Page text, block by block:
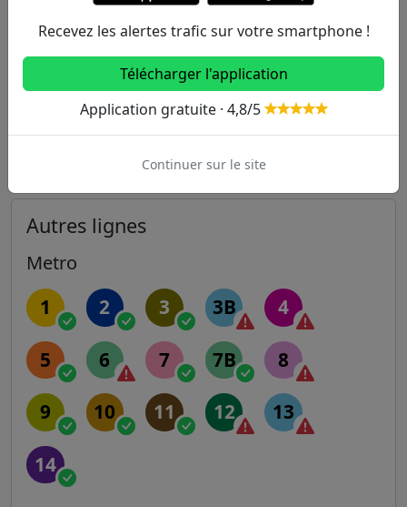
E
François Coppée 303
Meissonier 121 221 303 691m
Lucien Berneux 114 805m
Autres lignes
Metro
1 2 3 3B 4
5 6 7 7B 8
9 10 11 12 13
14
Recevez les alertes trafic sur votre smartphone !
Télécharger l'application
Application gratuite · 4,8/5
Continuer sur le site